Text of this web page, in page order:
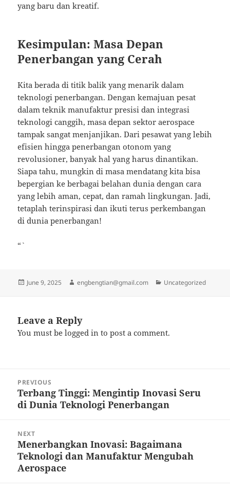
yang baru dan kreatif.
Kesimpulan: Masa Depan
Penerbangan yang Cerah
Kita berada di titik balik yang menarik dalam
teknologi penerbangan. Dengan kemajuan pesat
dalam teknik manufaktur presisi dan integrasi
teknologi canggih, masa depan sektor aerospace
tampak sangat menjanjikan. Dari pesawat yang lebih
efisien hingga penerbangan otonom yang
revolusioner, banyak hal yang harus dinantikan.
Siapa tahu, mungkin di masa mendatang kita bisa
bepergian ke berbagai belahan dunia dengan cara
yang lebih aman, cepat, dan ramah lingkungan. Jadi,
tetaplah terinspirasi dan ikuti terus perkembangan
di dunia penerbangan!
“`
Posted
June 9, 2025 Author
engbengtian@gmail.com Categories
Uncategorized
Leave a Reply
You must belogged in to post a comment.
navigation
PREVIOUS
Previous
post:
Terbang Tinggi: Mengintip Inovasi Seru
di Dunia Teknologi Penerbangan
NEXT
Next
post:
Menerbangkan Inovasi: Bagaimana
Teknologi dan Manufaktur Mengubah
Aerospace